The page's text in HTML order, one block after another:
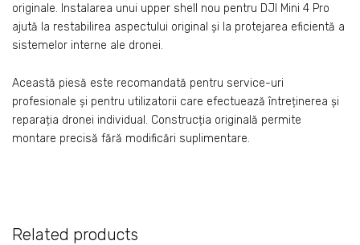
originale. Instalarea unui upper shell nou pentru DJI Mini 4 Pro
ajută la restabilirea aspectului original și la protejarea eficientă a
sistemelor interne ale dronei.
Această piesă este recomandată pentru service-uri
profesionale și pentru utilizatorii care efectuează întreținerea și
reparația dronei individual. Construcția originală permite
montare precisă fără modificări suplimentare.
Related products